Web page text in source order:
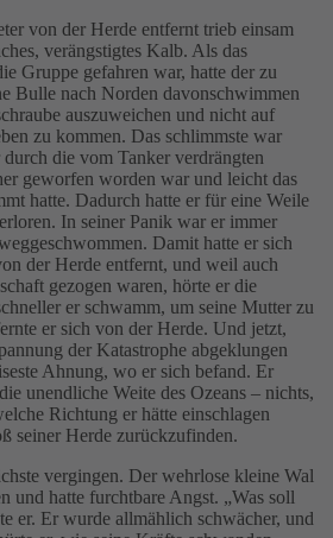
von der Herde entfernt trieb einsam
verängstigtes Kalb. Als das
Gruppe gefahren war, hatte der zu
Bulle nach Norden davonschwimmen
auszuweichen und nicht auf
zu kommen. Das schlimmste war
durch die vom Tanker verdrängten
geworfen worden war und leicht das
hatte. Dadurch hatte er für eine Weile
In seiner Panik war er immer
Damit hatte er sich
der Herde entfernt, und weil auch
gezogen waren, hörte er die
er schwamm, um seine Mutter zu
er sich von der Herde. Und jetzt,
der Katastrophe abgeklungen
Ahnung, wo er sich befand. Er
unendliche Weite des Ozeans – nichts,
Richtung er hätte einschlagen
seiner Herde zurückzufinden.
vergingen. Der wehrlose kleine Wal
und hatte furchtbare Angst. „Was soll
er. Er wurde allmählich schwächer, und